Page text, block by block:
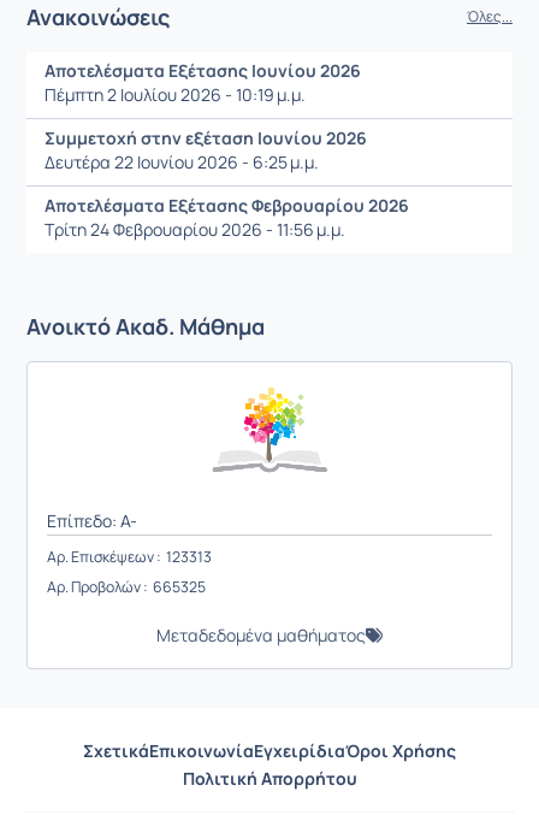
Ανακοινώσεις Όλες...
Αποτελέσματα Εξέτασης Ιουνίου 2026
Πέμπτη 2 Ιουλίου 2026 - 10:19 μ.μ.
Συμμετοχή στην εξέταση Ιουνίου 2026
Δευτέρα 22 Ιουνίου 2026 - 6:25 μ.μ.
Αποτελέσματα Εξέτασης Φεβρουαρίου 2026
Τρίτη 24 Φεβρουαρίου 2026 - 11:56 μ.μ.
Ανοικτό Ακαδ. Μάθημα
Επίπεδο: A-
Αρ. Επισκέψεων : 123313
Αρ. Προβολών : 665325
Μεταδεδομένα μαθήματος
ΣχετικάΕπικοινωνίαΕγχειρίδιαΌροι Χρήσης
Πολιτική Απορρήτου